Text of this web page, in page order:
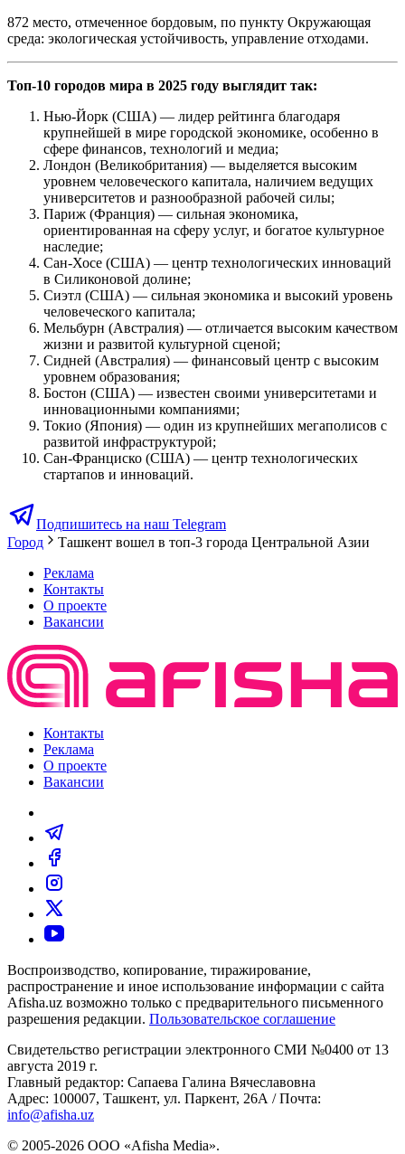
872 место, отмеченное бордовым, по пункту Окружающая
среда: экологическая устойчивость, управление отходами.
Топ-10 городов мира в 2025 году выглядит так:
Нью-Йорк (США) — лидер рейтинга благодаря
крупнейшей в мире городской экономике, особенно в
сфере финансов, технологий и медиа;
Лондон (Великобритания) — выделяется высоким
уровнем человеческого капитала, наличием ведущих
университетов и разнообразной рабочей силы;
Париж (Франция) — сильная экономика,
ориентированная на сферу услуг, и богатое культурное
наследие;
Сан-Хосе (США) — центр технологических инноваций
в Силиконовой долине;
Сиэтл (США) — сильная экономика и высокий уровень
человеческого капитала;
Мельбурн (Австралия) — отличается высоким качеством
жизни и развитой культурной сценой;
Сидней (Австралия) — финансовый центр с высоким
уровнем образования;
Бостон (США) — известен своими университетами и
инновационными компаниями;
Токио (Япония) — один из крупнейших мегаполисов с
развитой инфраструктурой;
Сан-Франциско (США) — центр технологических
стартапов и инноваций.
Подпишитесь на наш Telegram
Город
Ташкент вошел в топ-3 города Центральной Азии
Реклама
Контакты
О проекте
Вакансии
Контакты
Реклама
О проекте
Вакансии
Воспроизводство, копирование, тиражирование,
распространение и иное использование информации с сайта
Afisha.uz возможно только с предварительного письменного
разрешения редакции. Пользовательское соглашение
Свидетельство регистрации электронного СМИ №0400 от 13
августа 2019 г.
Главный редактор: Сапаева Галина Вячеславовна
Адрес: 100007, Ташкент, ул. Паркент, 26А / Почта:
info@afisha.uz
© 2005-2026 ООО «Afisha Media».